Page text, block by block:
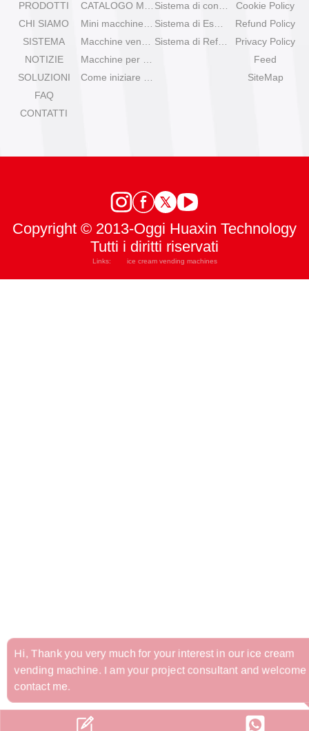
PRODOTTI
CHI SIAMO
SISTEMA
NOTIZIE
SOLUZIONI
FAQ
CONTATTI
Cookie Policy
Refund Policy
Privacy Policy
Feed
SiteMap
Copyright © 2013-Oggi Huaxin Technology
Tutti i diritti riservati
Links: ice cream vending machines
Hi, Thank you very much for your interest in our ice cream
vending machine. I am your project consultant and welcome
contact me.